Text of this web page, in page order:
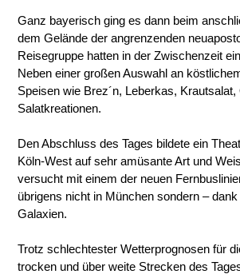
Ganz bayerisch ging es dann beim
dem Gelände der angrenzenden
Reisegruppe hatten in der Zwischenzeit
Neben einer großen Auswahl an
Speisen wie Brez´n, Leberkas,
Salatkreationen.
Den Abschluss des Tages bildete ein
Köln-West auf sehr amüsante Art und
versucht mit einem der neuen
übrigens nicht in München sondern –
Galaxien.
Trotz schlechtester Wetterprognosen für
trocken und über weite Strecken des